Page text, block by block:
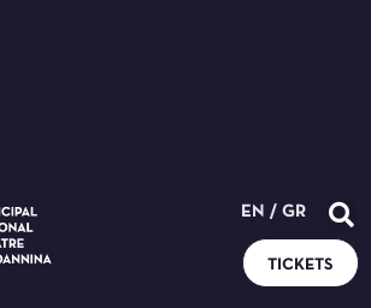
EN / GR
TICKETS